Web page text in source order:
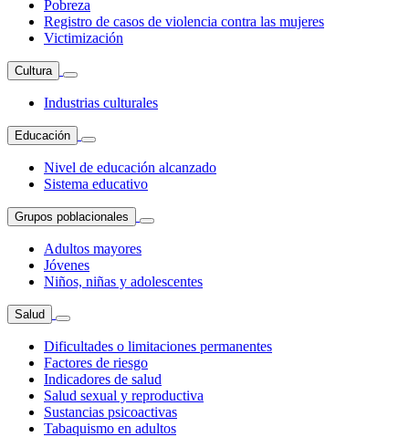
Pobreza
Registro de casos de violencia contra las mujeres
Victimización
Cultura
Industrias culturales
Educación
Nivel de educación alcanzado
Sistema educativo
Grupos poblacionales
Adultos mayores
Jóvenes
Niños, niñas y adolescentes
Salud
Dificultades o limitaciones permanentes
Factores de riesgo
Indicadores de salud
Salud sexual y reproductiva
Sustancias psicoactivas
Tabaquismo en adultos